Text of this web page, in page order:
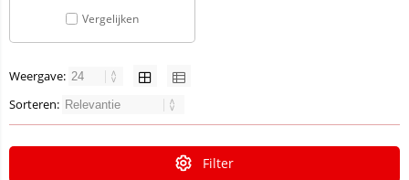
Vergelijken
Weergave:
Sorteren:
Filter